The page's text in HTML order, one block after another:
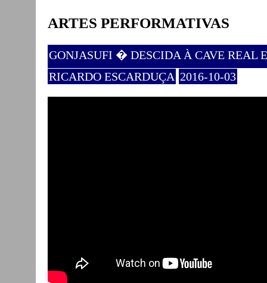
ARTES PERFORMATIVAS
GONJASUFI � DESCIDA À CAVE REAL
RICARDO ESCARDUÇA 2016-10-03